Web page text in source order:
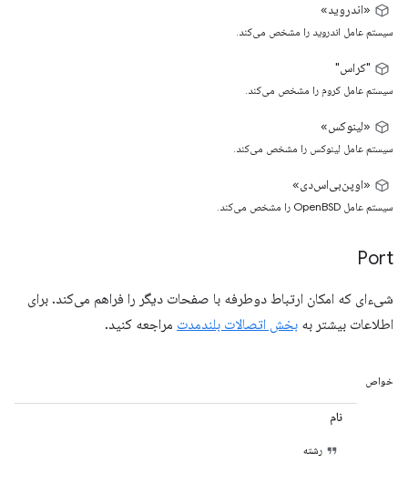
«اندروید»
سیستم عامل اندروید را مشخص می‌کند.
"کراس"
سیستم عامل کروم را مشخص می‌کند.
«لینوکس»
سیستم عامل لینوکس را مشخص می‌کند.
«اوپن‌بی‌اس‌دی»
سیستم عامل OpenBSD را مشخص می‌کند.
Port
شیء‌ای که امکان ارتباط دوطرفه با صفحات دیگر را فراهم می‌کند. برای
اطلاعات بیشتر به بخش اتصالات بلندمدت مراجعه کنید.
خواص
نام
رشته